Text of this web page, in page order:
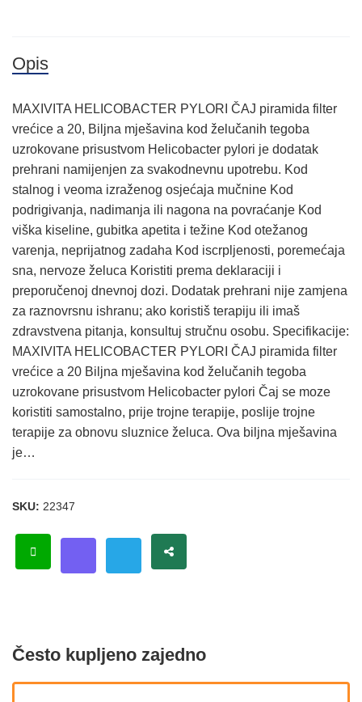
Opis
MAXIVITA HELICOBACTER PYLORI ČAJ piramida filter
vrećice a 20, Biljna mješavina kod želučanih tegoba
uzrokovane prisustvom Helicobacter pylori je dodatak
prehrani namijenjen za svakodnevnu upotrebu. Kod
stalnog i veoma izraženog osjećaja mučnine Kod
podrigivanja, nadimanja ili nagona na povraćanje Kod
viška kiseline, gubitka apetita i težine Kod otežanog
varenja, neprijatnog zadaha Kod iscrpljenosti, poremećaja
sna, nervoze želuca Koristiti prema deklaraciji i
preporučenoj dnevnoj dozi. Dodatak prehrani nije zamjena
za raznovrsnu ishranu; ako koristiš terapiju ili imaš
zdravstvena pitanja, konsultuj stručnu osobu. Specifikacije:
MAXIVITA HELICOBACTER PYLORI ČAJ piramida filter
vrećice a 20 Biljna mješavina kod želučanih tegoba
uzrokovane prisustvom Helicobacter pylori Čaj se moze
koristiti samostalno, prije trojne terapije, poslije trojne
terapije za obnovu sluznice želuca. Ova biljna mješavina
je…
SKU: 22347
Često kupljeno zajedno